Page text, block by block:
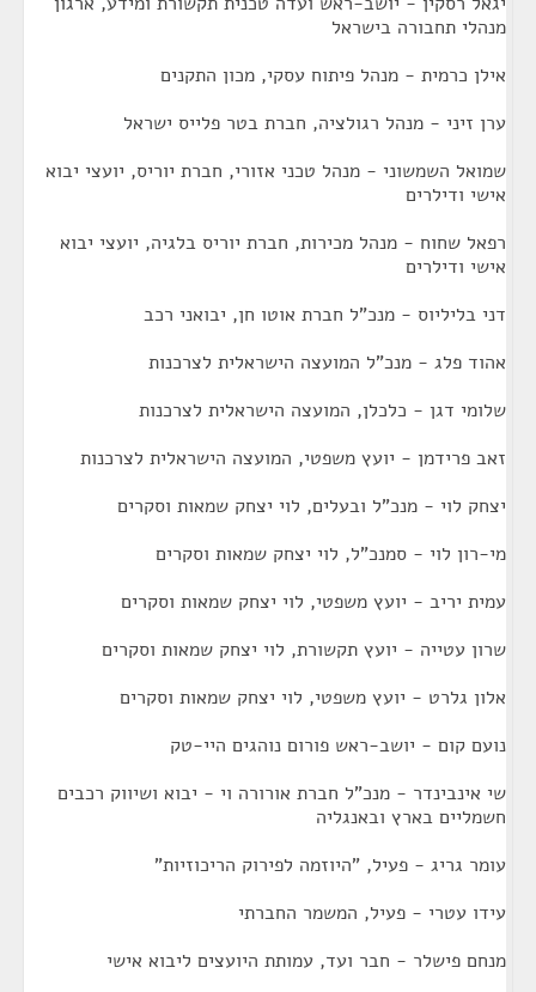
מנהלי תחבורה בישראל
אילן כרמית - מנהל פיתוח עסקי, מכון התקנים
ערן זיני - מנהל רגולציה, חברת בטר פלייס ישראל
שמואל השמשוני - מנהל טכני אזורי, חברת יוריס, יועצי יבוא
אישי ודילרים
רפאל שחוח - מנהל מכירות, חברת יוריס בלגיה, יועצי יבוא
אישי ודילרים
דני בליליוס - מנכ"ל חברת אוטו חן, יבואני רכב
אהוד פלג - מנכ"ל המועצה הישראלית לצרכנות
שלומי דגן - כלכלן, המועצה הישראלית לצרכנות
זאב פרידמן - יועץ משפטי, המועצה הישראלית לצרכנות
יצחק לוי - מנכ"ל ובעלים, לוי יצחק שמאות וסקרים
מי-רון לוי - סמנכ"ל, לוי יצחק שמאות וסקרים
עמית יריב - יועץ משפטי, לוי יצחק שמאות וסקרים
שרון עטייה - יועץ תקשורת, לוי יצחק שמאות וסקרים
אלון גלרט - יועץ משפטי, לוי יצחק שמאות וסקרים
נועם קום - יושב-ראש פורום נוהגים היי-טק
שי אינבינדר - מנכ"ל חברת אורורה וי - יבוא ושיווק רכבים
חשמליים בארץ ובאנגליה
עומר גריג - פעיל, "היוזמה לפירוק הריכוזיות"
עידו עטרי - פעיל, המשמר החברתי
מנחם פישלר - חבר ועד, עמותת היועצים ליבוא אישי